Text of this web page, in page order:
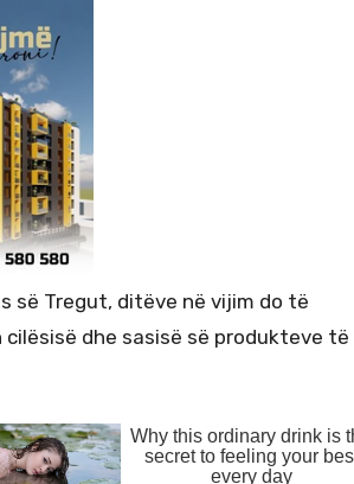
së Tregut, ditëve në vijim do të
dhe sasisë së produkteve të